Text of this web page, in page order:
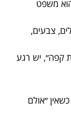
משפט
צבעים,
קפה״, יש רגע
״אולם